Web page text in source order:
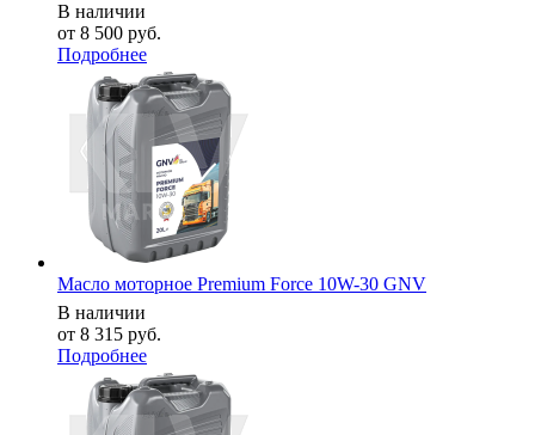
В наличии
от 8 500 руб.
Подробнее
Масло моторное Premium Force 10W-30 GNV
В наличии
от 8 315 руб.
Подробнее